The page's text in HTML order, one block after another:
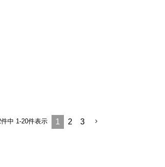
件中 1-20件表示 1 2 3